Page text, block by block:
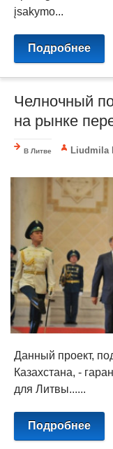
įsakymo...
Подробнее
Челночный
на рынке
В Литве Liudmila
Данный проект,
Казахстана, -
для Литвы......
Подробнее